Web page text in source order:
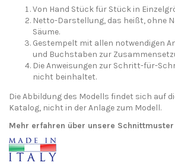
Von Hand Stück für Stück in
Netto-Darstellung, das heißt, ohne
Säume.
Gestempelt mit allen notwendigen
und Buchstaben zur
Die Anweisungen zur Schritt-für-
nicht beinhaltet.
Die Abbildung des Modells findet sich auf
Katalog, nicht in der Anlage zum Modell.
Mehr erfahren über unsere Schnittmuster